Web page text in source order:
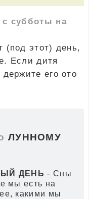
с субботы на
(под этот) день,
Если дитя
его ото
ЛУННОМУ
ДЕНЬ - Сны
мы есть на
какими мы